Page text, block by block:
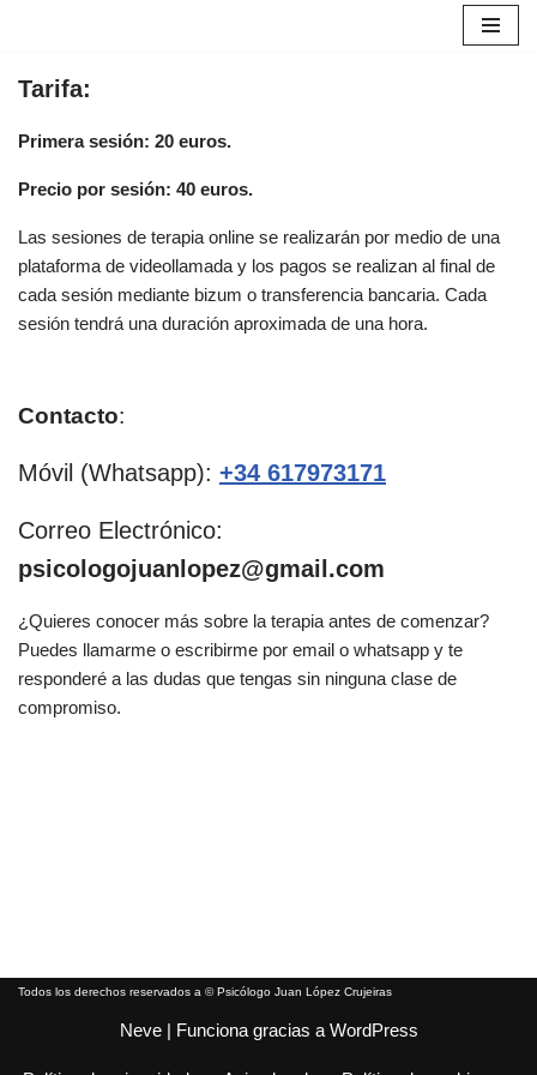
a
t
a
a
l
c
o
e
i
o
Tarifa:
Primera sesión: 20 euros.
Precio por sesión: 40 euros.
Las sesiones de terapia online se realizarán por medio de una
plataforma de videollamada y los pagos se realizan al final de
cada sesión mediante bizum o transferencia bancaria. Cada
sesión tendrá una duración aproximada de una hora.
Contacto:
Móvil (Whatsapp): +34 617973171
Correo Electrónico:
psicologojuanlopez@gmail.com
¿Quieres conocer más sobre la terapia antes de comenzar?
Puedes llamarme o escribirme por email o whatsapp y te
responderé a las dudas que tengas sin ninguna clase de
compromiso.
Todos los derechos reservados a © Psicólogo Juan López Crujeiras
Neve| Funciona gracias a WordPress